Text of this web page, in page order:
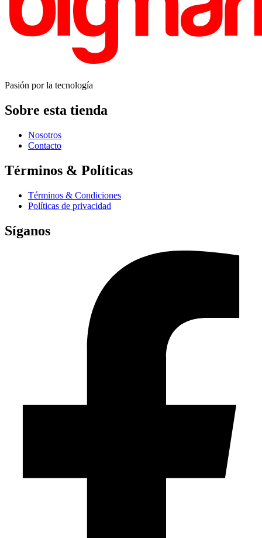
Pasión por la tecnología
Sobre esta tienda
Nosotros
Contacto
Términos & Políticas
Términos & Condiciones
Políticas de privacidad
Síganos